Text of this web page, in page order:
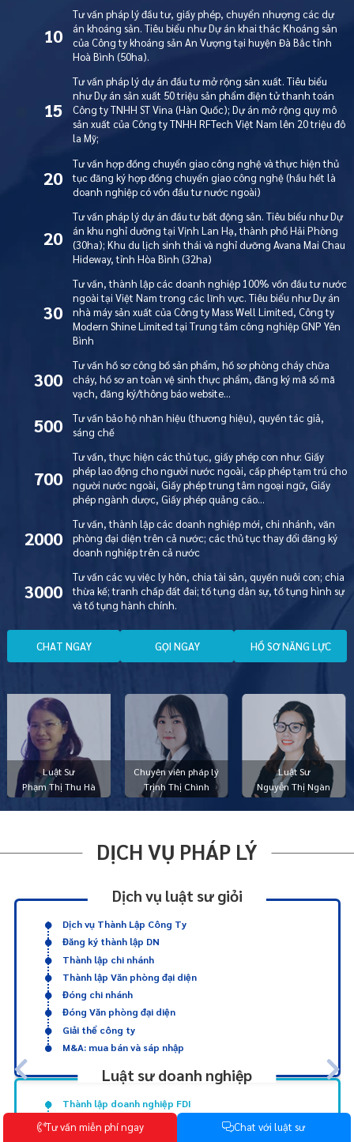
Luật Sư
Phạm Thị Thu Hà
Chuyên viên pháp lý
Trịnh Thị Chình
Luật Sư
Nguyễn Thị Ngàn
10
Tư vấn pháp lý đầu tư, giấy phép, chuyển nhượng các dự
án khoáng sản. Tiêu biểu như Dự án khai thác Khoáng sản
của Công ty khoáng sản An Vượng tại huyện Đà Bắc tỉnh
Hoà Bình (50ha).
15
Tư vấn pháp lý dự án đầu tư mở rộng sản xuất. Tiêu biểu
như Dự án sản xuất 50 triệu sản phẩm điện tử thanh toán
Công ty TNHH ST Vina (Hàn Quốc); Dự án mở rộng quy mô
sản xuất của Công ty TNHH RFTech Việt Nam lên 20 triệu đô
la Mỹ;
20
Tư vấn hợp đồng chuyển giao công nghệ và thực hiện thủ
tục đăng ký hợp đồng chuyển giao công nghệ (hầu hết là
doanh nghiệp có vốn đầu tư nước ngoài)
20
Tư vấn pháp lý dự án đầu tư bất động sản. Tiêu biểu như Dự
án khu nghỉ dưỡng tại Vịnh Lan Hạ, thành phố Hải Phòng
(30ha); Khu du lịch sinh thái và nghỉ dưỡng Avana Mai Chau
Hideway, tỉnh Hòa Bình (32ha)
30
Tư vấn, thành lập các doanh nghiệp 100% vốn đầu tư nước
ngoài tại Việt Nam trong các lĩnh vực. Tiêu biểu như Dự án
nhà máy sản xuất của Công ty Mass Well Limited, Công ty
Modern Shine Limited tại Trung tâm công nghiệp GNP Yên
Bình
300
Tư vấn hồ sơ công bố sản phẩm, hồ sơ phòng cháy chữa
cháy, hồ sơ an toàn vệ sinh thực phẩm, đăng ký mã số mã
vạch, đăng ký/thông báo website…
500
Tư vấn bảo hộ nhãn hiệu (thương hiệu), quyền tác giả,
sáng chế
700
Tư vấn, thực hiện các thủ tục, giấy phép con như: Giấy
phép lao động cho người nước ngoài, cấp phép tạm trú cho
người nước ngoài, Giấy phép trung tâm ngoại ngữ, Giấy
phép ngành dược, Giấy phép quảng cáo…
2000
Tư vấn, thành lập các doanh nghiệp mới, chi nhánh, văn
phòng đại diện trên cả nước; các thủ tục thay đổi đăng ký
doanh nghiệp trên cả nước
3000
Tư vấn các vụ việc ly hôn, chia tài sản, quyền nuôi con; chia
thừa kế; tranh chấp đất đai; tố tụng dân sự, tố tụng hình sự
và tố tụng hành chính.
CHAT NGAY GỌI NGAY HỒ SƠ NĂNG LỰC
DỊCH VỤ PHÁP LÝ
Dịch vụ luật sư giỏi
Dịch vụ Thành Lập Công Ty
Đăng ký thành lập DN
Thành lập chi nhánh
Thành lập Văn phòng đại diện
Đóng chi nhánh
Đóng Văn phòng đại diện
Giải thể công ty
M&A: mua bán và sáp nhập
Luật sư doanh nghiệp
Thành lập doanh nghiệp FDI
Thay đổi GCNĐT
Tưvấn miễn phíngay Chat với luật sư